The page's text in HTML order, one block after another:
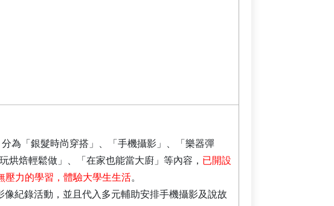
為「銀髮時尚穿搭」、「手機攝影」、「樂器彈
烘焙輕鬆做」、「在家也能當大廚」等內容， 已開設
壓力的學習，體驗大學生生活。
紀錄活動，並且代入多元輔助安排手機攝影及說故